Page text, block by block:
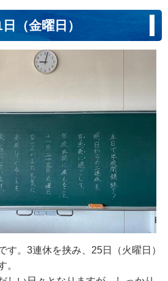
（金曜日）
す。3連休を挟み、25日（火曜日）
。